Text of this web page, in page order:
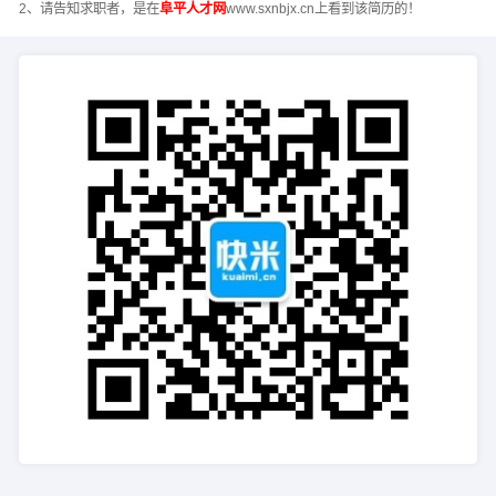
2、请告知求职者，是在阜平人才网www.sxnbjx.cn上看到该简历的！